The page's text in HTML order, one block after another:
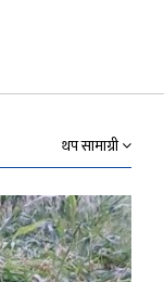
थप सामाग्री